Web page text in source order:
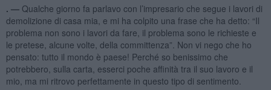
. — Qualche giorno fa parlavo con l’impresario che segue i lavori di
demolizione di casa mia, e mi ha colpito una frase che ha detto: “Il
problema non sono i lavori da fare, il problema sono le richieste e
le pretese, alcune volte, della committenza”. Non vi nego che ho
pensato: tutto il mondo è paese! Perché so benissimo che
potrebbero, sulla carta, esserci poche affinità tra il suo lavoro e il
mio, ma mi ritrovo perfettamente in questo tipo di sentimento.